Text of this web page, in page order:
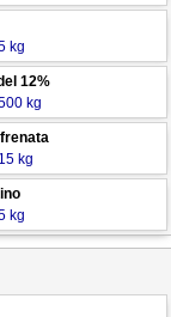
kg
12%
kg
kg
kg